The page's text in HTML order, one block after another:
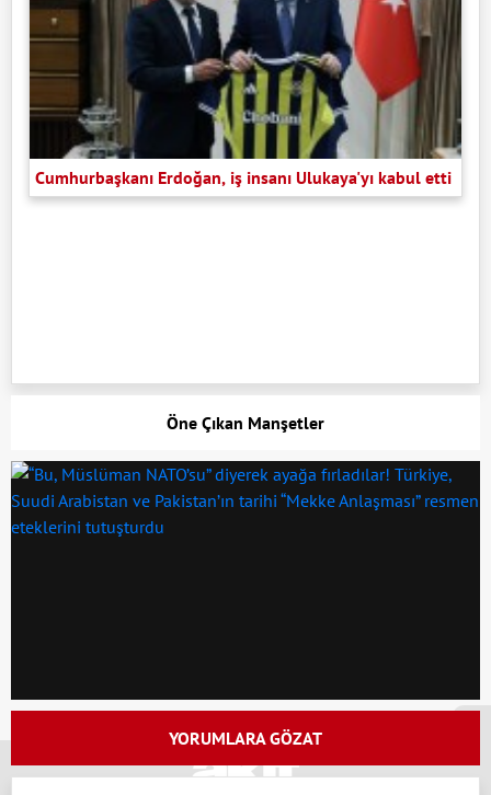
Cumhurbaşkanı Erdoğan, iş insanı Ulukaya'yı kabul etti
Öne Çıkan Manşetler
YORUMLARA GÖZAT